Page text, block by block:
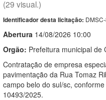
(29 visual.)
Identificador desta licitação:
Abertura 14/08/2026 10:00
Orgão: Prefeitura municipal de
Contratação de empresa
pavimentação da Rua Tomaz
campo belo do sul/sc,
10493/2025.